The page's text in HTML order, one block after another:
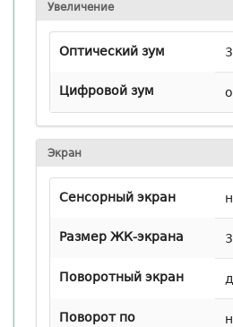
Увеличение
Оптический зум
Цифровой зум
Экран
Сенсорный экран
Размер ЖК-экрана
Поворотный экран
Поворот по